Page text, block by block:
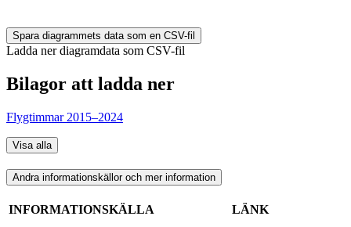
Spara diagrammets data som en CSV-fil
Ladda ner diagramdata som CSV-fil
Bilagor att ladda ner
Flygtimmar 2015–2024
Visa alla
Andra informationskällor och mer information
INFORMATIONSKÄLLA LÄNK